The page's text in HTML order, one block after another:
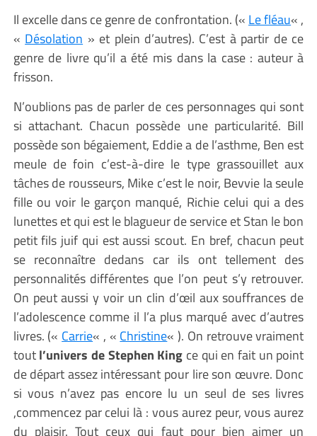
Il excelle dans ce genre de confrontation. (« Le fléau« ,
« Désolation » et plein d’autres). C’est à partir de ce
genre de livre qu’il a été mis dans la case : auteur à
frisson.
N’oublions pas de parler de ces personnages qui sont
si attachant. Chacun possède une particularité. Bill
possède son bégaiement, Eddie a de l’asthme, Ben est
meule de foin c’est-à-dire le type grassouillet aux
tâches de rousseurs, Mike c’est le noir, Bevvie la seule
fille ou voir le garçon manqué, Richie celui qui a des
lunettes et qui est le blagueur de service et Stan le bon
petit fils juif qui est aussi scout. En bref, chacun peut
se reconnaître dedans car ils ont tellement des
personnalités différentes que l’on peut s’y retrouver.
On peut aussi y voir un clin d’œil aux souffrances de
l’adolescence comme il l’a plus marqué avec d’autres
livres. (« Carrie« , « Christine« ). On retrouve vraiment
toutl’univers de Stephen King ce qui en fait un point
de départ assez intéressant pour lire son œuvre. Donc
si vous n’avez pas encore lu un seul de ses livres
,commencez par celui là : vous aurez peur, vous aurez
du plaisir. Tout ceux qui faut pour bien aimer un